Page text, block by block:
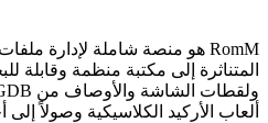
المتناثرة إلى مكتبة منظمة وقابلة
ألعاب الأركيد الكلاسيكية وصولاً إلى